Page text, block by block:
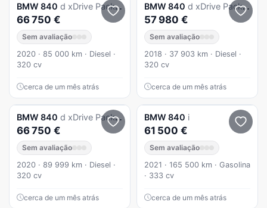
BMW 840 d xDrive Pack M
66 750 €
Sem avaliação
2020 · 85 000 km · Diesel ·
320 cv
cerca de um mês atrás
BMW 840 d xDrive Pack M
57 980 €
Sem avaliação
2018 · 37 903 km · Diesel ·
320 cv
cerca de um mês atrás
BMW 840 d xDrive Pack M
66 750 €
Sem avaliação
2020 · 89 999 km · Diesel ·
320 cv
cerca de um mês atrás
BMW 840 i
61 500 €
Sem avaliação
2021 · 165 500 km · Gasolina
· 333 cv
cerca de um mês atrás